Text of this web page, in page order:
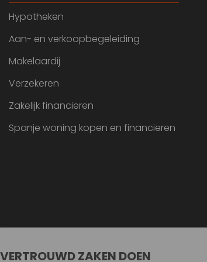
Hypotheken
Aan- en verkoopbegeleiding
Makelaardij
Verzekeren
Zakelijk financieren
Spanje woning kopen en financieren
VERTROUWD ZAKEN DOEN